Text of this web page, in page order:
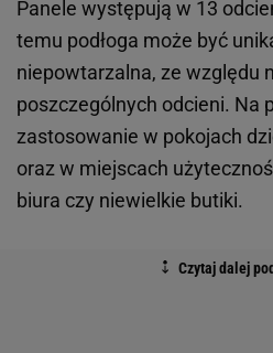
Panele występują w 13
temu podłoga może być
niepowtarzalna, ze względu
poszczególnych odcieni. Na
zastosowanie w pokojach
oraz w miejscach
biura czy niewielkie butiki.